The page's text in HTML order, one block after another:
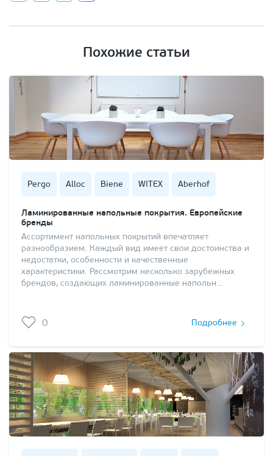
Похожие статьи
Pergo Alloc Biene WITEX Aberhof
Ламинированные напольные покрытия. Европейские
бренды
Ассортимент напольных покрытий впечатляет
разнообразием. Каждый вид имеет свои достоинства и
недостатки, особенности и качественные
характеристики. Рассмотрим несколько зарубежных
брендов, создающих ламинированные напольн…
0 Подробнее